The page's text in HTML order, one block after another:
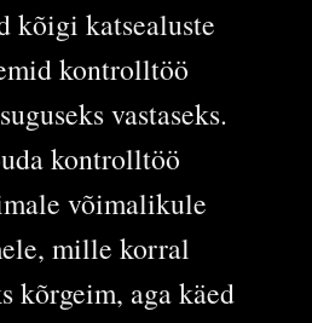
kõigi katsealuste
kontrolltöö
vastaseks.
kontrolltöö
võimalikule
mille korral
kõrgeim, aga käed